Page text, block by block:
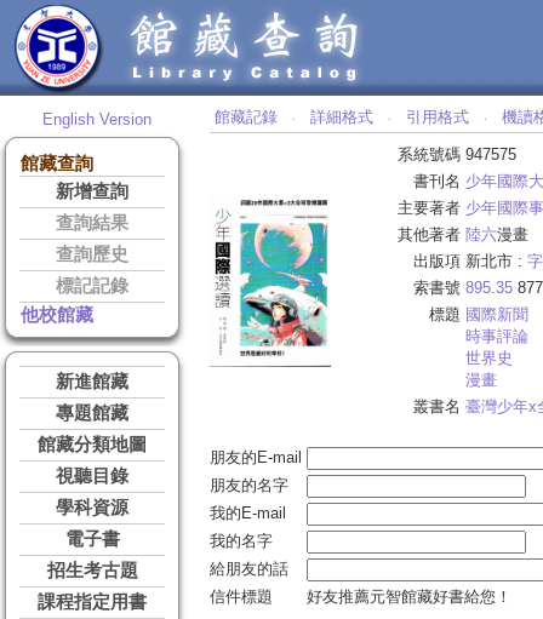
English Version
館藏查詢
新增查詢
查詢結果
查詢歷史
標記記錄
他校館藏
新進館藏
專題館藏
館藏分類地圖
視聽目錄
學科資源
電子書
招生考古題
課程指定用書
館藏記錄 ‧ 詳細格式 ‧ 引用格式 ‧ 機讀
系統號碼 947575
書刊名 少年國際
主要著者 少年國際
其他著者 陸六漫畫
出版項 新北市 :
索書號 895.35
標題 國際新聞
時事評論
世界史
漫畫
叢書名 臺灣少年x
朋友的E-mail
朋友的名字
我的E-mail
我的名字
給朋友的話
信件標題
好友推薦元智館藏好書給您！